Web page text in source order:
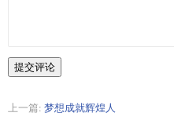
提交评论
上一篇: 梦想成就辉煌人